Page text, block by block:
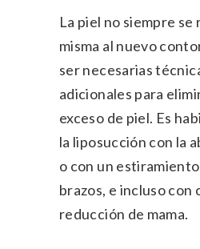
La piel no siempre
misma al nuevo
ser necesarias
adicionales para
exceso de piel. Es
la liposucción con la
o con un
brazos, e incluso con
reducción de mama.